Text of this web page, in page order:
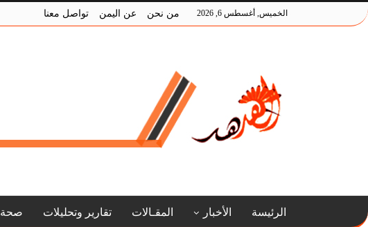
الخميس, أغسطس 6, 2026 من نحن عن اليمن تواصل معنا
الرئيسة الأخبار المقـالات تقارير وتحليلات صحة